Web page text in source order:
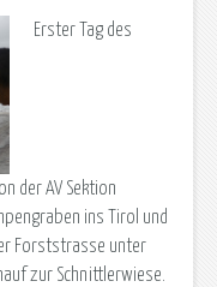
Erster Tag des
der AV Sektion
ins Tirol und
Forststrasse unter
zur Schnittlerwiese.